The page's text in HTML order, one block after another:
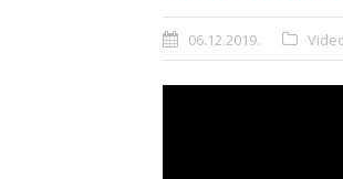
06.12.2019.